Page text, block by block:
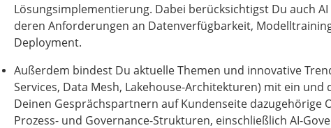
Lösungsimplementierung. Dabei berücksichtigst Du auch AI
deren Anforderungen an Datenverfügbarkeit,
Deployment.
Außerdem bindest Du aktuelle Themen und innovative
Services, Data Mesh, Lakehouse-Architekturen) mit ein und
Deinen Gesprächspartnern auf Kundenseite dazugehörige
Prozess- und Governance-Strukturen, einschließlich AI-